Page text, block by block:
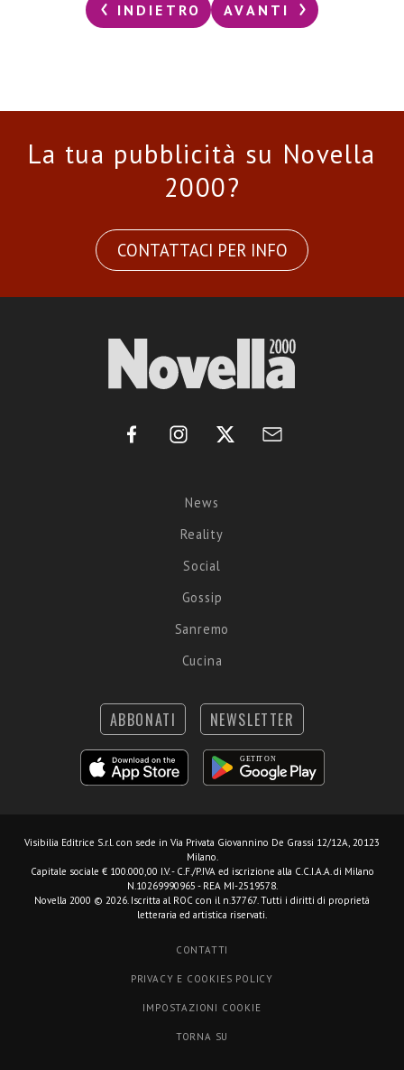
INDIETRO AVANTI
La tua pubblicità su Novella
2000?
CONTATTACI PER INFO
News
Reality
Social
Gossip
Sanremo
Cucina
ABBONATI NEWSLETTER
Visibilia Editrice S.r.l. con sede in Via Privata Giovannino De Grassi 12/12A, 20123
Milano.
Capitale sociale € 100.000,00 I.V. - C.F./P.IVA ed iscrizione alla C.C.I.A.A. di Milano
N.10269990965 - REA MI-2519578.
Novella 2000 © 2026. Iscritta al ROC con il n.37767. Tutti i diritti di proprietà
letteraria ed artistica riservati.
CONTATTI
PRIVACY E COOKIES POLICY
IMPOSTAZIONI COOKIE
TORNA SU